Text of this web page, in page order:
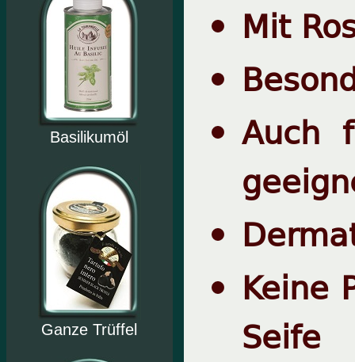
Basilikumöl
Ganze Trüffel
Mit
Auch
Keine
Seife